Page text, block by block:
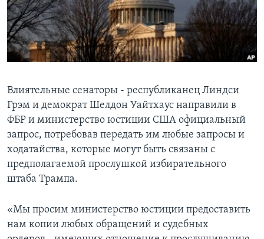
Learning English
СОЦИАЛЬНЫЕ СЕТИ
Языки
Влиятельные сенаторы - республиканец Линдси
Грэм и демократ Шелдон Уайтхаус направили в
ФБР и министерство юстиции США официальный
запрос, потребовав передать им любые запросы и
ходатайства, которые могут быть связаны с
предполагаемой прослушкой избирательного
штаба Трампа.
«Мы просим министерство юстиции предоставить
нам копии любых обращений и судебных